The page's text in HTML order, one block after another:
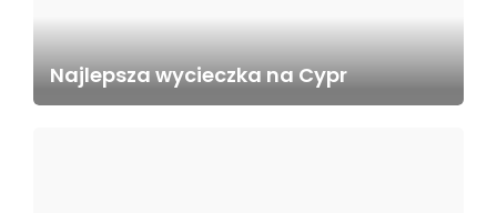
Najlepsza wycieczka na Cypr